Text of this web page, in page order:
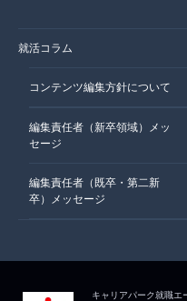
就活コラム
コンテンツ編集方針について
編集責任者（新卒領域）メッ
セージ
編集責任者（既卒・第二新
卒）メッセージ